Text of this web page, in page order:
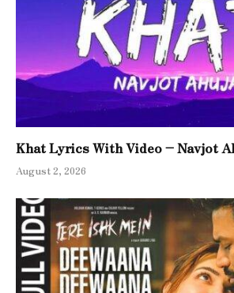
Khat Lyrics With Video – Navjot
August 2, 2026